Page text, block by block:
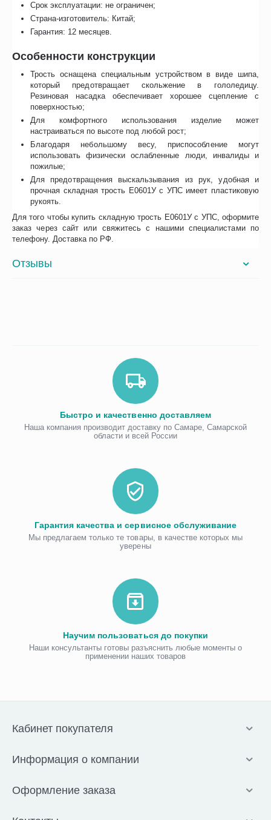
Срок эксплуатации: не ограничен;
Страна-изготовитель: Китай;
Гарантия: 12 месяцев.
Особенности конструкции
Трость оснащена специальным устройством в виде шипа,
который предотвращает скольжение в гололедицу.
Резиновая насадка обеспечивает хорошее сцепление с
поверхностью;
Для комфортного использования изделие может
настраиваться по высоте под любой рост;
Благодаря небольшому весу, приспособление могут
использовать физически ослабленные люди, инвалиды и
пожилые;
Для предотвращения выскальзывания из рук, удобная и
прочная складная трость Е0601У с УПС имеет пластиковую
рукоять.
Для того чтобы купить складную трость Е0601У с УПС, оформите
заказ через сайт или свяжитесь с нашими специалистами по
телефону. Доставка по РФ.
Отзывы
Быстро и качественно доставляем
Наша компания производит доставку по Самаре, Самарской
области и всей России
Гарантия качества и сервисное обслуживание
Мы предлагаем только те товары, в качестве которых мы
уверены
Научим пользоваться до покупки
Наши консультанты готовы разъяснить любые моменты о
применении наших товаров
Кабинет покупателя
Информация о компании
Оформление заказа